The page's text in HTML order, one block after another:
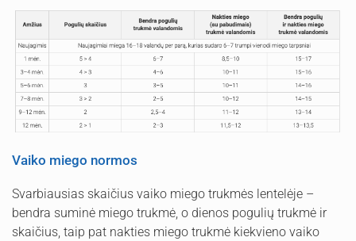
Vaiko miego normos
Svarbiausias skaičius vaiko miego trukmės lentelėje –
bendra suminė miego trukmė, o dienos pogulių trukmė ir
skaičius, taip pat nakties miego trukmė kiekvieno vaiko